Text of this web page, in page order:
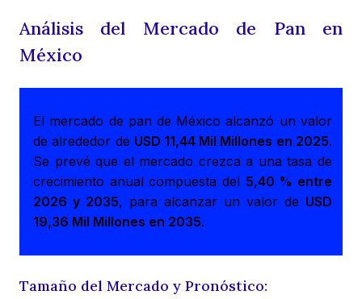
Análisis del Mercado de Pan en
México
El mercado de pan de México alcanzó un valor
de alrededor de USD 11,44 Mil Millones en 2025.
Se prevé que el mercado crezca a una tasa de
crecimiento anual compuesta del 5,40 % entre
2026 y 2035, para alcanzar un valor de USD
19,36 Mil Millones en 2035.
Tamaño del Mercado y Pronóstico: